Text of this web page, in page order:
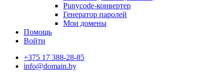
Punycode-конвертер
Генератор паролей
Мои домены
Помощь
Войти
+375 17 388-28-85
info@domain.by